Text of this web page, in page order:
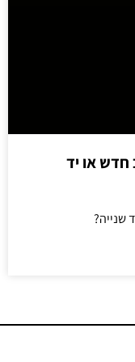
חדש או יד
שנייה?